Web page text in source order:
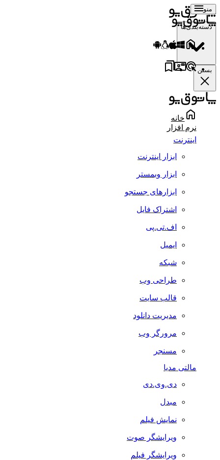
منو
دسته‌بندی‌ها
بستن
خانه
نرم افزار
اینترنت
ابزار اینترنت
ابزار وبمستر
ابزارهای جستجو
اشتراک فایل
اف.تی.پی
ایمیل
شبکه
طراحی وب
قالب سایت
مدیریت دانلود
مرورگر وب
مسنجر
مالتی مدیا
دی.وی.دی
مبدل
نمایش فیلم
ویرایشگر صوت
ویرایشگر فیلم